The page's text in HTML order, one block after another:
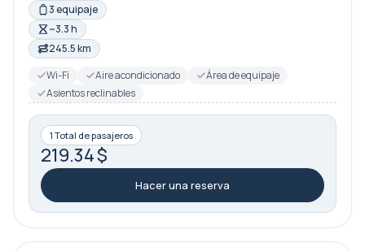
3 equipaje
~3.3 h
245.5 km
Wi-Fi
Aire acondicionado
Área de equipaje
Asientos reclinables
1 Total de pasajeros
219.34 $
Hacer una reserva